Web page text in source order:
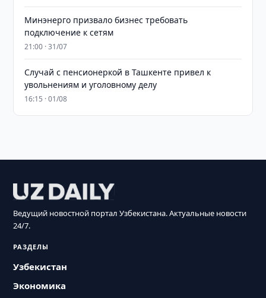
Минэнерго призвало бизнес требовать
подключение к сетям
21:00 · 31/07
Случай с пенсионеркой в Ташкенте привел к
увольнениям и уголовному делу
16:15 · 01/08
Ведущий новостной портал Узбекистана. Актуальные новости
24/7.
РАЗДЕЛЫ
Узбекистан
Экономика